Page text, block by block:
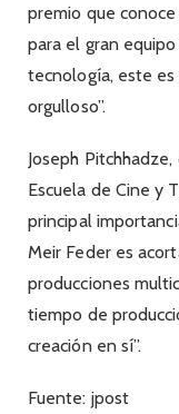
premio que
para el gran
tecnología, este
orgulloso”.
Joseph
Escuela de Cine y
principal
Meir Feder es
producciones
tiempo de
creación en sí”.
Fuente: jpost